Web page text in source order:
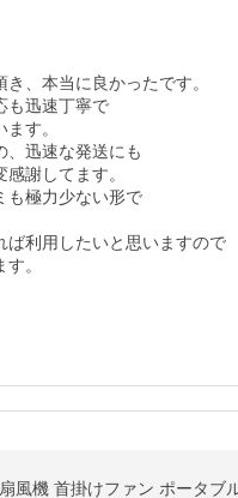
、本当に良かったです。
も迅速丁寧で
す。
、迅速な発送にも
謝してます。
も極力少ない形で
ば利用したいと思いますので
。